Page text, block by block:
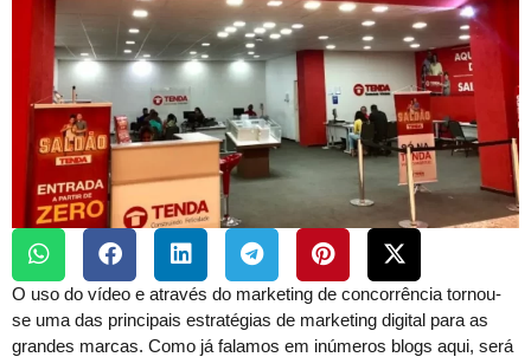
O uso do vídeo e através do marketing de concorrência tornou-
se uma das principais estratégias de marketing digital para as
grandes marcas. Como já falamos em inúmeros blogs aqui, será